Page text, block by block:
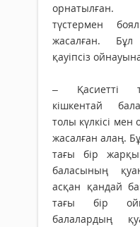
түстермен
жасалған.
қауіпсіз
– Қасиетті
кішкентай
толы күлкісі мен
жасалған алаң.
тағы бір
баласының
асқан қандай
тағы бір
балалардың